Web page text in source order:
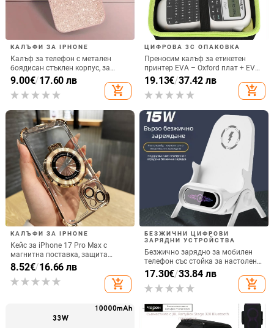
КАЛЪФИ ЗА IPHONE
Калъф за телефон с метален
боядисан стъклен корпус, за
iPhone 11–14 Pro Max,
охлаждане, модел YK263
9.00€/17.60 лв
add_shopping_cart
ЦИФРОВА 3C ОПАКОВКА
Преносим калъф за етикетен
принтер EVA – Oxford плат + EVA,
горещо пресовано EVA и шиене,
товароподемност 10 кг
19.13€/37.42 лв
add_shopping_cart
КАЛЪФИ ЗА IPHONE
Кейс за iPhone 17 Pro Max с
магнитна поставка, защита
срещу изпускане на четирите
ъгъла, акрилен корпус с
електроплатиран финиш
8.52€/16.66 лв
add_shopping_cart
БЕЗЖИЧНИ ЦИФРОВИ
ЗАРЯДНИ УСТРОЙСТВА
Безжично зарядно за мобилен
телефон със стойка за настолен
монтаж за хоризонтално или
вертикално ползване, QC3.0, 2 A,
15 W, Бързо зареждане
17.30€/33.84 лв
add_shopping_cart